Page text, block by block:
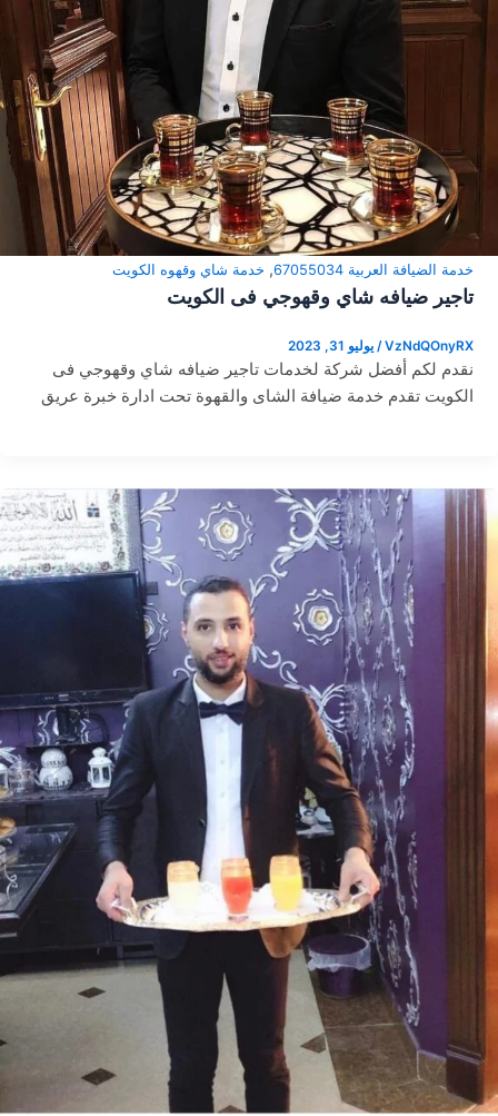
خدمة الضيافة العربية 67055034 , خدمة شاي وقهوه الكويت
تاجير ضيافه شاي وقهوجي فى الكويت
VzNdQOnyRX
/ يوليو 31, 2023
نقدم لكم أفضل شركة لخدمات تاجير ضيافه شاي وقهوجي فى
الكويت تقدم خدمة ضيافة الشاى والقهوة تحت ادارة خبرة عريق